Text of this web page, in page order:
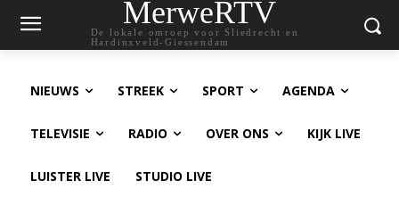
MerweRTV
De lokale omroep voor Sliedrecht en
Hardinxveld-Giessendam
NIEUWS STREEK SPORT AGENDA
TELEVISIE RADIO OVER ONS KIJK LIVE
LUISTER LIVE STUDIO LIVE